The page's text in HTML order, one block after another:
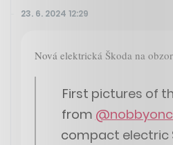
23. 6. 2024 12:29
Nová elektrická Škoda na
First pictures of
from
compact electric